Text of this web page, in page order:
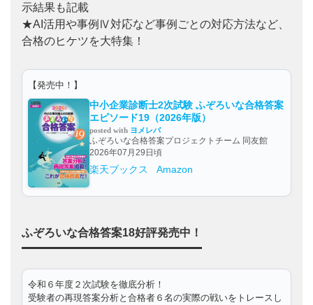
示結果も記載
★AI活用や事例Ⅳ対応など事例ごとの対応方法など、
合格のヒケツを大特集！
【発売中！】
中小企業診断士2次試験 ふぞろいな合格答案
エピソード19（2026年版）
posted with ヨメレバ
ふぞろいな合格答案プロジェクトチーム 同友館
2026年07月29日頃
楽天ブックス Amazon
ふぞろいな合格答案18好評発売中！
令和６年度２次試験を徹底分析！
受験者の再現答案分析と合格者６名の実際の戦いをトレースし